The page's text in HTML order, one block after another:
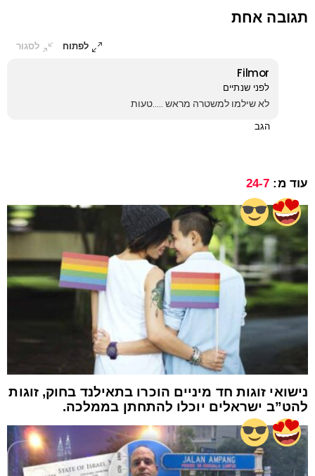
תגובה אחת
לפתוח לסגור
Filmor
לפני שנתיים
לא שילמו למשטרה מראש …..טעות
הגב
עוד מ: 24-7
נישואי זוגות חד מיניים הוכרו בתאילנד בחוק, זוגות
להט”ב ישראלים יוכלו להתחתן בממלכה.